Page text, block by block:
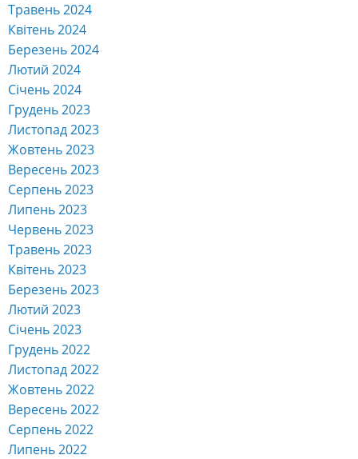
Травень 2024
Квітень 2024
Березень 2024
Лютий 2024
Січень 2024
Грудень 2023
Листопад 2023
Жовтень 2023
Вересень 2023
Серпень 2023
Липень 2023
Червень 2023
Травень 2023
Квітень 2023
Березень 2023
Лютий 2023
Січень 2023
Грудень 2022
Листопад 2022
Жовтень 2022
Вересень 2022
Серпень 2022
Липень 2022